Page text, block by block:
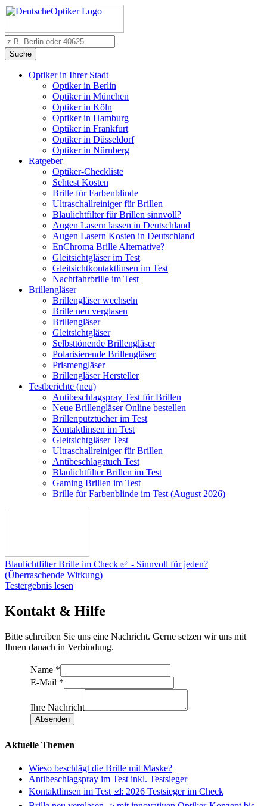
Suche
Optiker in Ihrer Stadt
Optiker in Berlin
Optiker in München
Optiker in Köln
Optiker in Hamburg
Optiker in Frankfurt
Optiker in Düsseldorf
Optiker in Nürnberg
Ratgeber
Optiker-Checkliste
Sehtest Kosten
Brille für Farbenblinde
Ultraschallreiniger für Brillen
Blaulichtfilter für Brillen sinnvoll?
Augen Lasern lassen in Deutschland
Augen Lasern Kosten in Deutschland
EnChroma Brille Alternative?
Gleitsichtgläser im Test
Gleitsichtkontaktlinsen im Test
Nachtfahrbrille im Test
Brillengläser
Brillengläser wechseln
Brille neu verglasen
Brillengläser
Gleitsichtgläser
Selbsttönende Brillengläser
Polarisierende Brillengläser
Prismengläser
Brillengläser Hersteller
Testberichte (neu)
Antibeschlagspray Test für Brillen
Neue Brillengläser Online bestellen
Brillenputztücher im Test
Kontaktlinsen im Test
Gleitsichtgläser Test
Ultraschallreiniger für Brillen
Antibeschlagstuch Test
Blaulichtfilter Brillen im Test
Gaming Brillen im Test
Brille für Farbenblinde im Test (August 2026)
Blaulichtfilter Brille im Check ✅ - Sinnvoll für jeden?
(Überraschende Wirkung)
Testergebnis lesen
Kontakt & Hilfe
Bitte schreiben Sie uns eine Nachricht. Gerne setzen wir uns mit
Ihnen danach in Verbindung.
Name *
E-Mail *
Ihre Nachricht
Absenden
Aktuelle Themen
Wieso beschlägt die Brille mit Maske?
Antibeschlagspray im Test inkl. Testsieger
Kontaktlinsen im Test ☑️: 2026 Testsieger im Check